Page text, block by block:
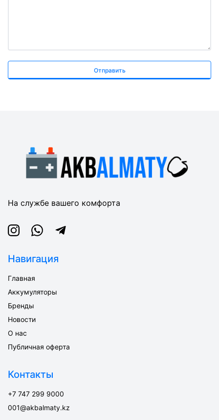
Отправить
На службе вашего комфорта
InstagramWhatsappTelegram
Навигация
Главная
Аккумуляторы
Бренды
Новости
О нас
Публичная оферта
Контакты
+7 747 299 9000
001@akbalmaty.kz